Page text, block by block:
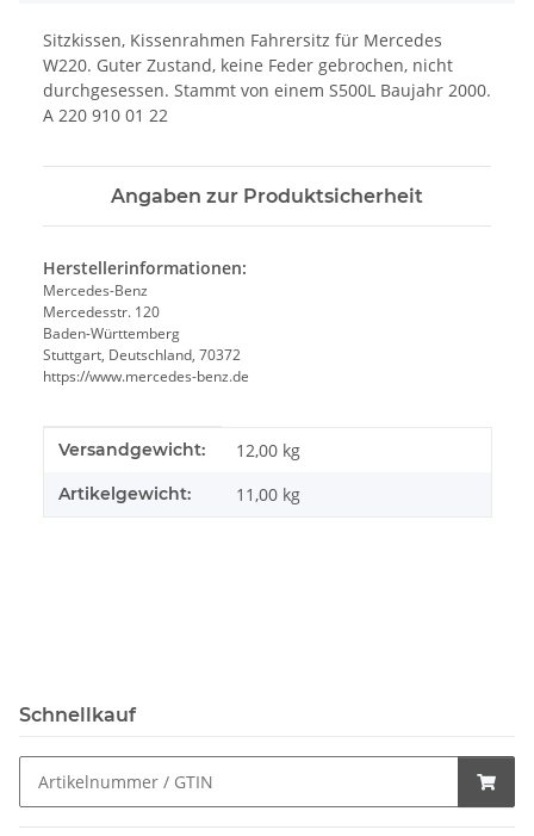
Sitzkissen, Kissenrahmen Fahrersitz für Mercedes
W220. Guter Zustand, keine Feder gebrochen, nicht
durchgesessen. Stammt von einem S500L Baujahr 2000.
A 220 910 01 22
Angaben zur Produktsicherheit
Herstellerinformationen:
Mercedes-Benz
Mercedesstr. 120
Baden-Württemberg
Stuttgart, Deutschland, 70372
https://www.mercedes-benz.de
Produkteigenschaft
Wert
Versandgewicht: 12,00 kg
Artikelgewicht: 11,00 kg
Schnellkauf